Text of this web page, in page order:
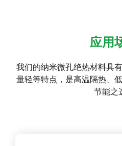
应用
我们的纳米微孔绝热材料具
量轻等特点，是高温隔热、
节能之